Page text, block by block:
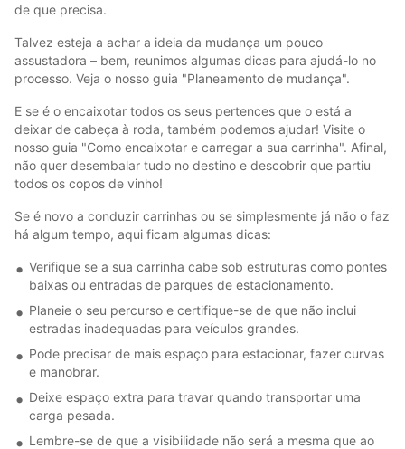
de que precisa.
Talvez esteja a achar a ideia da mudança um pouco
assustadora – bem, reunimos algumas dicas para ajudá-lo no
processo. Veja o nosso guia "Planeamento de mudança".
E se é o encaixotar todos os seus pertences que o está a
deixar de cabeça à roda, também podemos ajudar! Visite o
nosso guia "Como encaixotar e carregar a sua carrinha". Afinal,
não quer desembalar tudo no destino e descobrir que partiu
todos os copos de vinho!
Se é novo a conduzir carrinhas ou se simplesmente já não o faz
há algum tempo, aqui ficam algumas dicas:
Verifique se a sua carrinha cabe sob estruturas como pontes
baixas ou entradas de parques de estacionamento.
Planeie o seu percurso e certifique-se de que não inclui
estradas inadequadas para veículos grandes.
Pode precisar de mais espaço para estacionar, fazer curvas
e manobrar.
Deixe espaço extra para travar quando transportar uma
carga pesada.
Lembre-se de que a visibilidade não será a mesma que ao